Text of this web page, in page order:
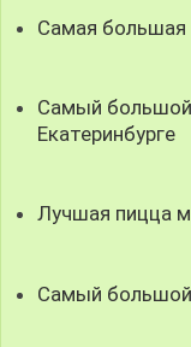
Самая
Cамый
Екатеринбурге
Лучшая пицца
Самый